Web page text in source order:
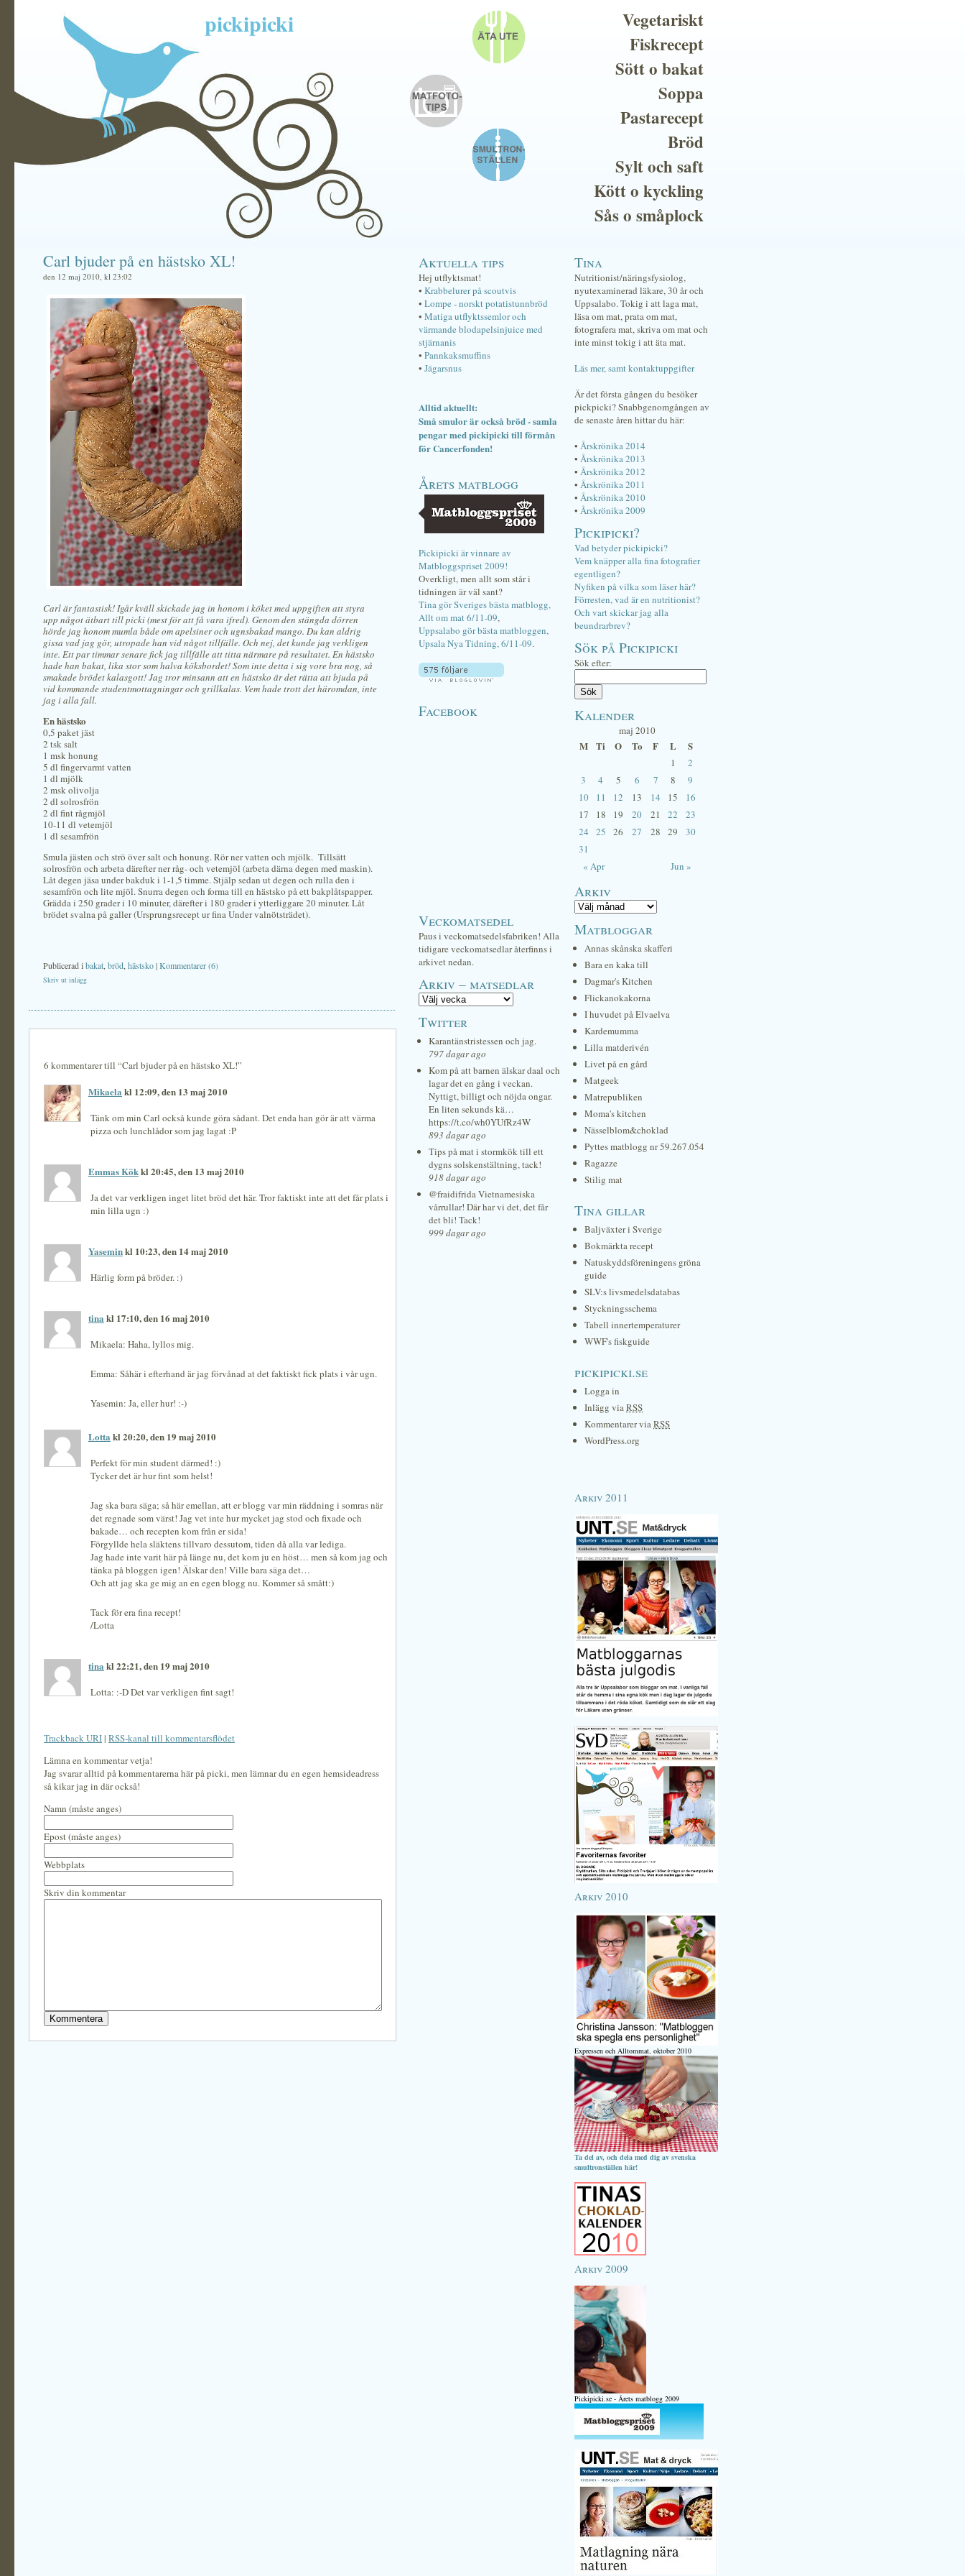
pickipicki
Vegetariskt
Fiskrecept
Sött o bakat
Soppa
Pastarecept
Bröd
Sylt och saft
Kött o kyckling
Sås o småplock
Carl bjuder på en hästsko XL!
den 12 maj 2010, kl 23:02
Carl är fantastisk! Igår kväll skickade jag in honom i köket med uppgiften att styra
upp något ätbart till picki (mest för att få vara ifred). Genom den stängda dörren
hörde jag honom mumla både om apelsiner och ugnsbakad mango. Du kan aldrig
gissa vad jag gör, utropade han vid något tillfälle. Och nej, det kunde jag verkligen
inte. Ett par timmar senare fick jag tillfälle att titta närmare på resultatet. En hästsko
hade han bakat, lika stor som halva köksbordet! Som inte detta i sig vore bra nog, så
smakade brödet kalasgott! Jag tror minsann att en hästsko är det rätta att bjuda på
vid kommande studentmottagningar och grillkalas. Vem hade trott det häromdan, inte
jag i alla fall.
En hästsko
0,5 paket jäst
2 tsk salt
1 msk honung
5 dl fingervarmt vatten
1 dl mjölk
2 msk olivolja
2 dl solrosfrön
2 dl fint rågmjöl
10-11 dl vetemjöl
1 dl sesamfrön
Smula jästen och strö över salt och honung. Rör ner vatten och mjölk. Tillsätt
solrosfrön och arbeta därefter ner råg- och vetemjöl (arbeta därna degen med maskin).
Låt degen jäsa under bakduk i 1-1,5 timme. Stjälp sedan ut degen och rulla den i
sesamfrön och lite mjöl. Snurra degen och forma till en hästsko på ett bakplåtspapper.
Grädda i 250 grader i 10 minuter, därefter i 180 grader i ytterliggare 20 minuter. Låt
brödet svalna på galler (Ursprungsrecept ur fina Under valnötsträdet).
Publicerad ibakat bröd hästsko|Kommentarer (6)
Skriv ut inlägg
6 kommentarer till “Carl bjuder på en hästsko XL!”
Mikaela kl 12:09, den 13 maj 2010
Tänk om min Carl också kunde göra sådant. Det enda han gör är att värma
pizza och lunchlådor som jag lagat :P
Emmas Kökkl 20:45, den 13 maj 2010
Ja det var verkligen inget litet bröd det här. Tror faktiskt inte att det får plats i
min lilla ugn :)
Yaseminkl 10:23, den 14 maj 2010
Härlig form på bröder. :)
tina kl 17:10, den 16 maj 2010
Mikaela: Haha, lyllos mig.
Emma: Såhär i efterhand är jag förvånad at det faktiskt fick plats i vår ugn.
Yasemin: Ja, eller hur! :-)
Lotta kl 20:20, den 19 maj 2010
Perfekt för min student därmed! :)
Tycker det är hur fint som helst!
Jag ska bara säga; så här emellan, att er blogg var min räddning i somras när
det regnade som värst! Jag vet inte hur mycket jag stod och fixade och
bakade… och recepten kom från er sida!
Förgyllde hela släktens tillvaro dessutom, tiden då alla var lediga.
Jag hade inte varit här på länge nu, det kom ju en höst… men så kom jag och
tänka på bloggen igen! Älskar den! Ville bara säga det…
Och att jag ska ge mig an en egen blogg nu. Kommer så smått:)
Tack för era fina recept!
/Lotta
tina kl 22:21, den 19 maj 2010
Lotta: :-D Det var verkligen fint sagt!
Trackback URI| RSS-kanal till kommentarsflödet
Lämna en kommentar vetja!
Jag svarar alltid på kommentarerna här på picki, men lämnar du en egen hemsideadress
så kikar jag in där också!
Namn (måste anges)
Epost (måste anges)
Webbplats
Skriv din kommentar
Aktuella tips
Hej utflyktsmat!
• Krabbelurer på scoutvis
• Lompe - norskt potatistunnbröd
• Matiga utflyktssemlor och
värmande blodapelsinjuice med
stjärnanis
• Pannkaksmuffins
• Jägarsnus
Alltid aktuellt:
Små smulor är också bröd - samla
pengar med pickipicki till förmån
för Cancerfonden!
Årets matblogg
Pickipicki är vinnare av
Matbloggspriset 2009!
Overkligt, men allt som står i
tidningen är väl sant?
Tina gör Sveriges bästa matblogg,
Allt om mat 6/11-09,
Uppsalabo gör bästa matbloggen,
Upsala Nya Tidning, 6/11-09.
Facebook
Veckomatsedel
Paus i veckomatsedelsfabriken! Alla
tidigare veckomatsedlar återfinns i
arkivet nedan.
Arkiv – matsedlar
Twitter
Karantänstristessen och jag.
797 dagar ago
Kom på att barnen älskar daal och
lagar det en gång i veckan.
Nyttigt, billigt och nöjda ongar.
En liten sekunds kä…
https://t.co/wh0YUfRz4W
893 dagar ago
Tips på mat i stormkök till ett
dygns solskenstältning, tack!
918 dagar ago
@fraidifrida Vietnamesiska
vårrullar! Där har vi det, det får
det bli! Tack!
999 dagar ago
Tina
Nutritionist/näringsfysiolog,
nyutexaminerad läkare, 30 år och
Uppsalabo. Tokig i att laga mat,
läsa om mat, prata om mat,
fotografera mat, skriva om mat och
inte minst tokig i att äta mat.
Läs mer, samt kontaktuppgifter
Är det första gången du besöker
pickpicki? Snabbgenomgången av
de senaste åren hittar du här:
• Årskrönika 2014
• Årskrönika 2013
• Årskrönika 2012
• Årskrönika 2011
• Årskrönika 2010
• Årskrönika 2009
Pickipicki?
Vad betyder pickipicki?
Vem knäpper alla fina fotografier
egentligen?
Nyfiken på vilka som läser här?
Förresten, vad är en nutritionist?
Och vart skickar jag alla
beundrarbrev?
Sök på Pickipicki
Sök efter:
Kalender
maj 2010
M Ti O To F L S
« Apr Jun »
1
2
3
4 5 6 7 8
9
10
11 12 13 14 15
16
17
18 19 20 21 22
23
24
25 26 27 28 29
30
31
Arkiv
Matbloggar
Annas skånska skafferi
Bara en kaka till
Dagmar's Kitchen
Flickanokakorna
I huvudet på Elvaelva
Kardemumma
Lilla matderivén
Livet på en gård
Matgeek
Matrepubliken
Moma's kitchen
Nässelblom&choklad
Pyttes matblogg nr 59.267.054
Ragazze
Stilig mat
Tina gillar
Baljväxter i Sverige
Bokmärkta recept
Natuskyddsföreningens gröna
guide
SLV:s livsmedelsdatabas
Styckningsschema
Tabell innertemperaturer
WWF's fiskguide
pickipicki.se
Logga in
Inlägg viaRSS
Kommentarer viaRSS
WordPress.org
Arkiv 2011
Arkiv 2010
Expressen och Alltommat, oktober 2010
Ta del av, och dela med dig av svenska
smultronställen här!
Arkiv 2009
Pickipicki.se - Årets matblogg 2009